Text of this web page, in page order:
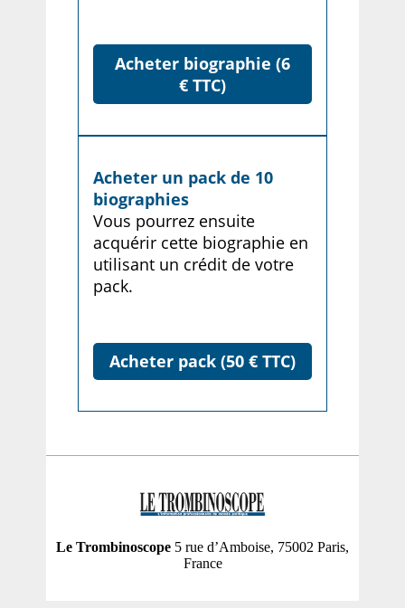
Acheter biographie (6
€ TTC)
Acheter un pack de 10
biographies
Vous pourrez ensuite
acquérir cette biographie en
utilisant un crédit de votre
pack.
Acheter pack (50 € TTC)
Le Trombinoscope 5 rue d’Amboise, 75002 Paris,
France